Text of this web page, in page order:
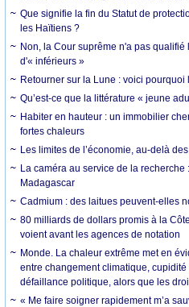
Que signifie la fin du Statut de
les Haïtiens ?
Non, la Cour suprême n'a pas
d'« inférieurs »
Retourner sur la Lune : voici
Qu’est-ce que la littérature « jeune
Habiter en hauteur : un immobilier
fortes chaleurs
Les limites de l’économie, au-delà
La caméra au service de la recherche
Madagascar
Cadmium : des laitues peuvent-elles
80 milliards de dollars promis à la
voient avant les agences de notation
Monde. La chaleur extrême met en
entre changement climatique,
défaillance politique, alors que les
« Me faire soigner rapidement m’a